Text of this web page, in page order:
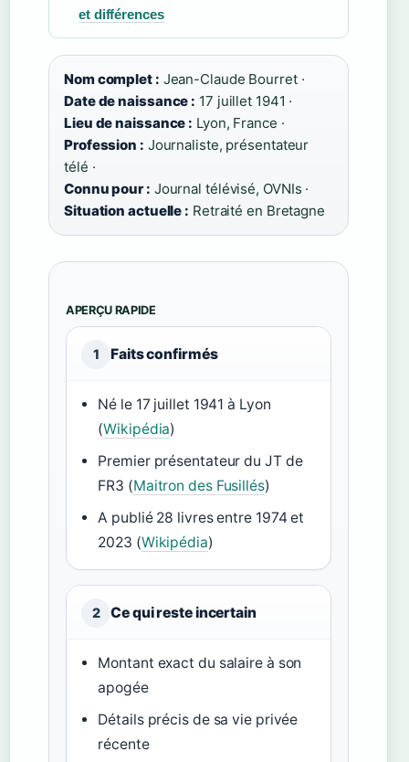
et différences
Nom complet : Jean-Claude Bourret ·
Date de naissance : 17 juillet 1941 ·
Lieu de naissance : Lyon, France ·
Profession : Journaliste, présentateur
télé ·
Connu pour : Journal télévisé, OVNIs ·
Situation actuelle : Retraité en Bretagne
APERÇU RAPIDE
1 Faits confirmés
Né le 17 juillet 1941 à Lyon
(Wikipédia)
Premier présentateur du JT de
FR3 (Maitron des Fusillés)
A publié 28 livres entre 1974 et
2023 (Wikipédia)
2 Ce qui reste incertain
Montant exact du salaire à son
apogée
Détails précis de sa vie privée
récente